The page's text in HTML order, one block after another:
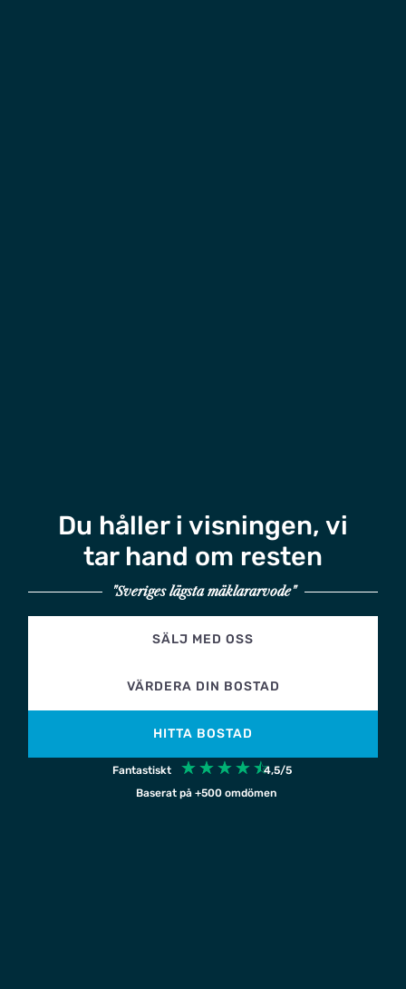
Du håller i visningen, vi
tar hand om resten
"Sveriges lägsta mäklararvode"
SÄLJ MED OSS
VÄRDERA DIN BOSTAD
HITTA BOSTAD
Fantastiskt ☆☆☆☆☆4,5/5
Baserat på +500 omdömen